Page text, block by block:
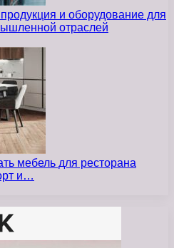
и оборудование для
отраслей
мебель для ресторана
и…